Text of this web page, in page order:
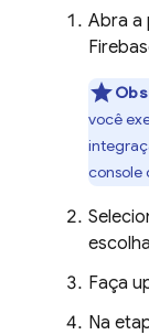
Abra a
você
console
Faça
Na